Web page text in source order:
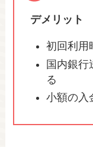
デメリット
初回利用
国内銀行
る
小額の入